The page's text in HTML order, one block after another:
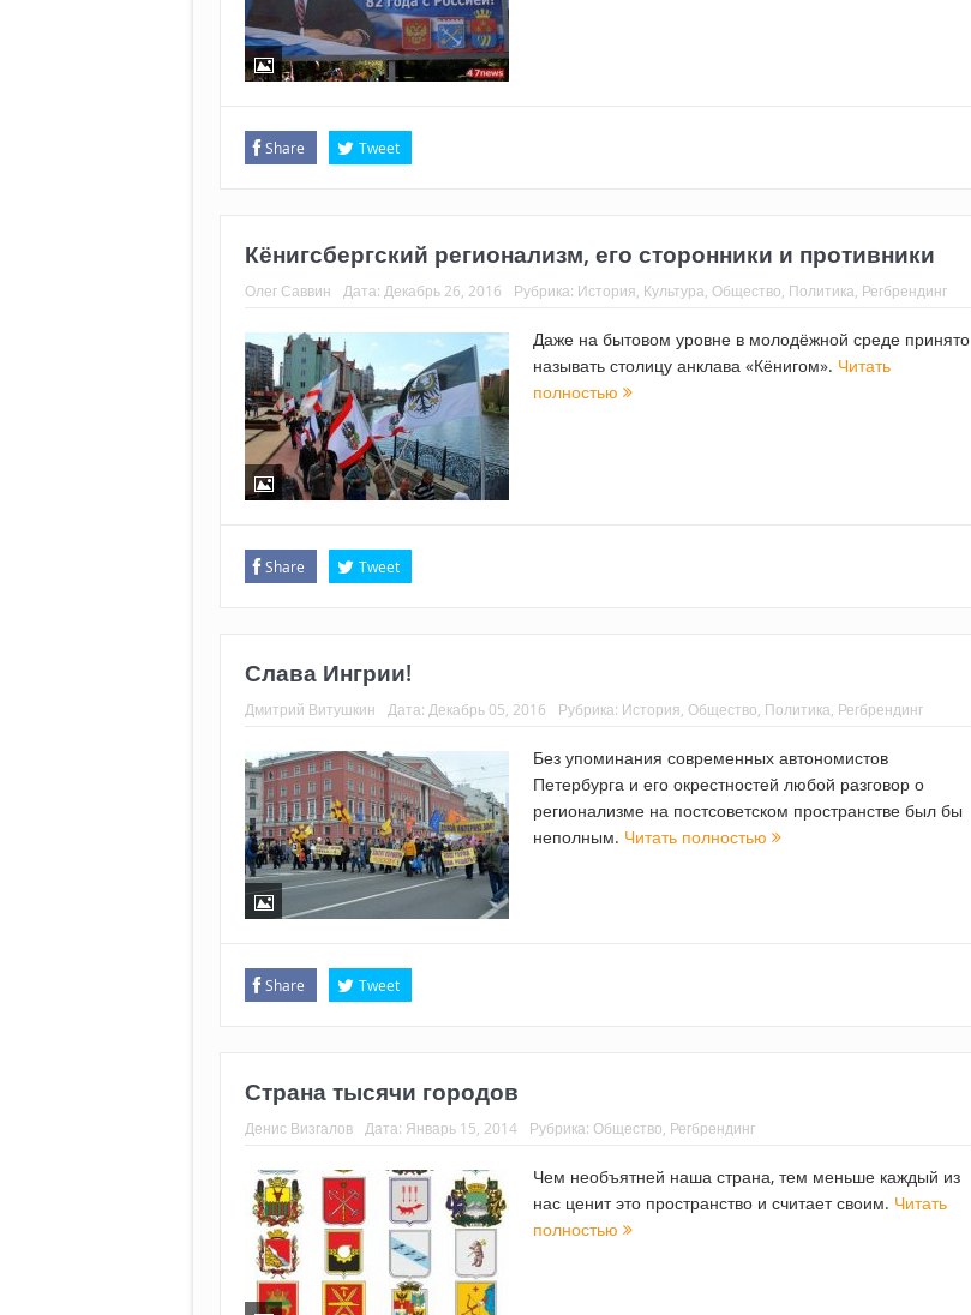
Share Tweet
Кёнигсбергский регионализм, его сторонники и противники
Олег Саввин Дата: Декабрь 26, 2016 Рубрика: История Культура Общество Политика Регбрендинг
Даже на бытовом уровне в молодёжной среде принято
называть столицу анклава «Кёнигом». Читать
полностью
Share Tweet
Слава Ингрии!
Дмитрий Витушкин Дата: Декабрь 05, 2016 Рубрика: История Общество Политика Регбрендинг
Без упоминания современных автономистов
Петербурга и его окрестностей любой разговор о
регионализме на постсоветском пространстве был бы
неполным. Читать полностью
Share Tweet
Страна тысячи городов
Денис Визгалов Дата: Январь 15, 2014 Рубрика: Общество Регбрендинг
Чем необъятней наша страна, тем меньше каждый из
нас ценит это пространство и считает своим. Читать
полностью